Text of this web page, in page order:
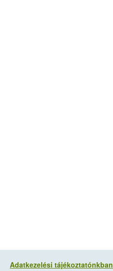
Adatkezelési tájékoztatónkban